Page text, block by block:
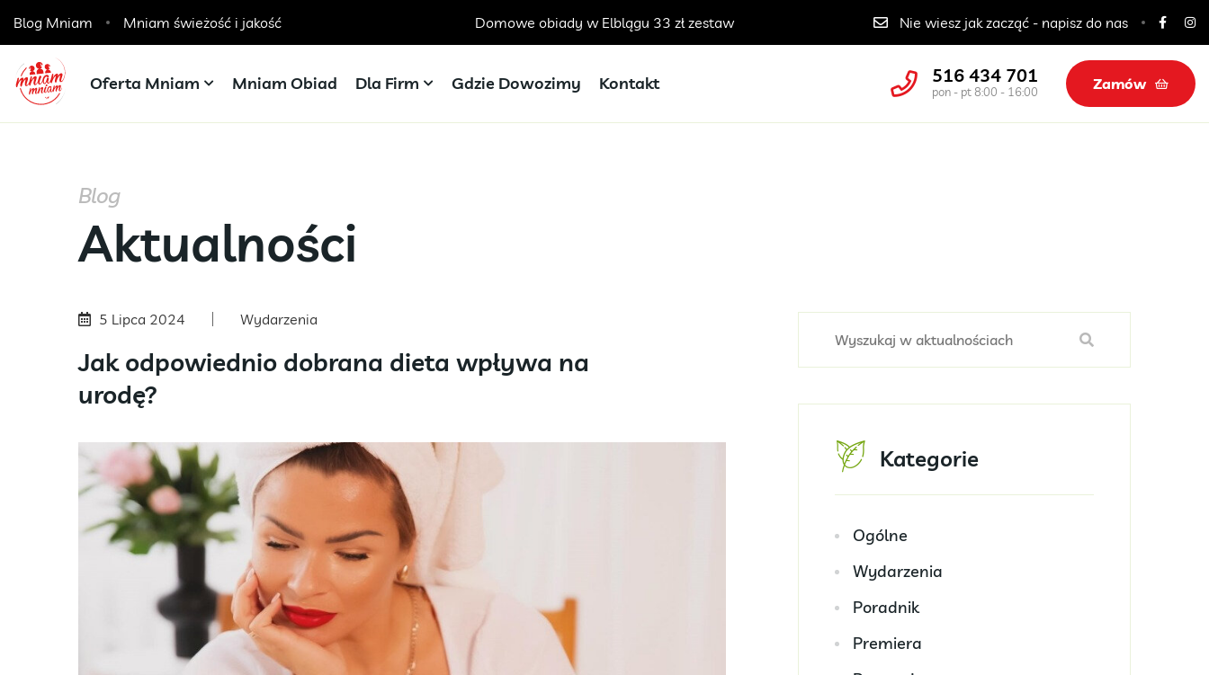
Blog Mniam Mniam świeżość i jakość
Catering dla szkół, przedszkoli i żłobków Domowe obiady w Elblągu 33 zł zestaw Catering dla szkół, przedszkoli i żłobków
Nie wiesz jak zacząć - napisz do nas
Oferta Mniam Mniam Obiad Dla Firm Gdzie Dowozimy Kontakt 516 434 701
pon - pt 8:00 - 16:00 Zamów
Blog
Aktualności
5 Lipca 2024 Wydarzenia
Jak odpowiednio dobrana dieta wpływa na
urodę?
Kategorie
Ogólne
Wydarzenia
Poradnik
Premiera